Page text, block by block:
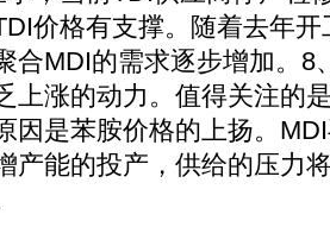
价格有支撑。随着去年
合MDI的需求逐步增加。8
上涨的动力。值得关注的
因是苯胺价格的上扬。
产能的投产，供给的压力